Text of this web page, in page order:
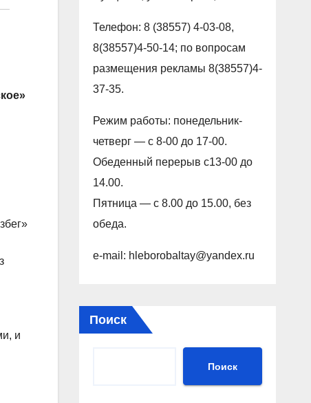
и
Телефон: 8 (38557) 4-03-08,
8(38557)4-50-14; по вопросам
размещения рекламы 8(38557)4-
37-35.
Режим работы: понедельник-
четверг — с 8-00 до 17-00.
Обеденный перерыв с13-00 до
14.00.
Пятница — с 8.00 до 15.00, без
обеда.
e-mail: hleborobaltay@yandex.ru
Поиск
Поиск